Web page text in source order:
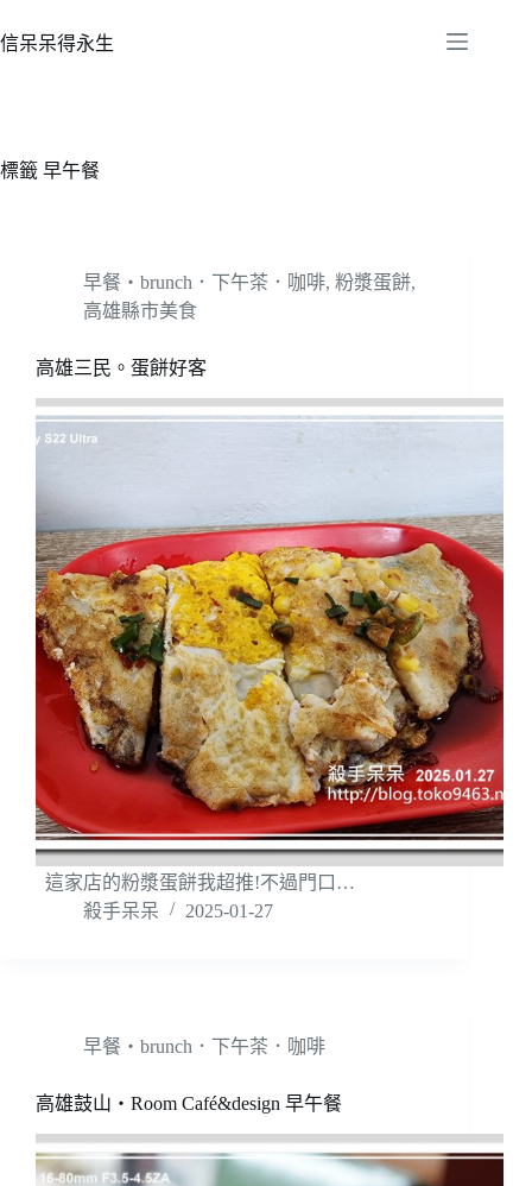
至
容
信呆呆得永生
標籤 早午餐
早餐‧brunch．下午茶．咖啡, 粉漿蛋餅,
高雄縣市美食
高雄三民。蛋餅好客
這家店的粉漿蛋餅我超推!不過門口…
殺手呆呆
2025-01-27
早餐‧brunch．下午茶．咖啡
高雄鼓山‧Room Café&design 早午餐